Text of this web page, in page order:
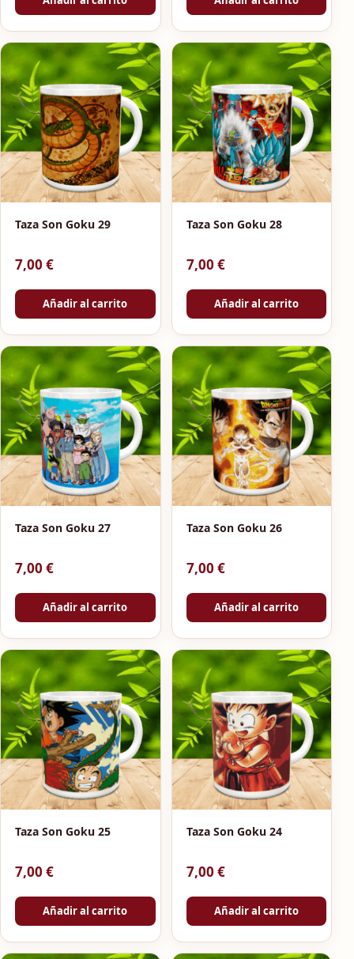
Taza Son Goku 29
7,00 €
Añadir al carrito
Taza Son Goku 28
7,00 €
Añadir al carrito
Taza Son Goku 27
7,00 €
Añadir al carrito
Taza Son Goku 26
7,00 €
Añadir al carrito
Taza Son Goku 25
7,00 €
Añadir al carrito
Taza Son Goku 24
7,00 €
Añadir al carrito